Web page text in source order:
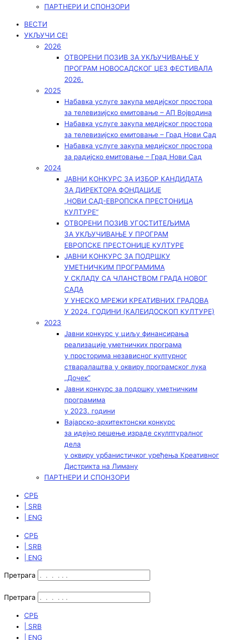
ПАРТНЕРИ И СПОНЗОРИ
ВЕСТИ
УКЉУЧИ СЕ!
2026
ОТВОРЕНИ ПОЗИВ ЗА УКЉУЧИВАЊЕ У
ПРОГРАМ НОВОСАДСКОГ ЏЕЗ ФЕСТИВАЛА
2026.
2025
Набавка услуге закупа медијског простора
за телевизијско емитовање – АП Војводинa
Набавка услуге закупа медијског простора
за телевизијско емитовање – Град Нови Сад
Набавка услуге закупа медијског простора
за радијско емитовање – Град Нови Сад
2024
ЈАВНИ КОНКУРС ЗА ИЗБОР КАНДИДАТА
ЗА ДИРЕКТОРА ФОНДАЦИЈЕ
„НОВИ САД-ЕВРОПСКА ПРЕСТОНИЦА
КУЛТУРЕ“
ОТВОРЕНИ ПОЗИВ УГОСТИТЕЉИМА
ЗА УКЉУЧИВАЊЕ У ПРОГРАМ
ЕВРОПСКЕ ПРЕСТОНИЦЕ КУЛТУРЕ
ЈАВНИ КОНКУРС ЗА ПОДРШКУ
УМЕТНИЧКИМ ПРОГРАМИМА
У СКЛАДУ СА ЧЛАНСТВОМ ГРАДА НОВОГ
САДА
У УНЕСКО МРЕЖИ КРЕАТИВНИХ ГРАДОВА
У 2024. ГОДИНИ (КАЛЕИДОСКОП КУЛТУРЕ)
2023
Јавни конкурс у циљу финансирања
реализације уметничких програма
у просторима независног културног
стваралаштва у оквиру програмског лука
„Дочек”
Јавни конкурс за подршку уметничким
програмима
у 2023. години
Вајарско-архитектонски конкурс
за идејно решење израде скулптуралног
дела
у оквиру урбанистичког уређења Креативног
Дистрикта на Лиману
ПАРТНЕРИ И СПОНЗОРИ
СРБ
| SRB
| ENG
СРБ
| SRB
| ENG
Претрага
Претрага
СРБ
| SRB
| ENG